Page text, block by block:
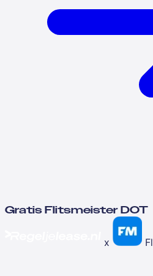
Gratis Flitsmeister DOT
x